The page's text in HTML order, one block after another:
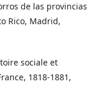
de las provincias
Rico, Madrid,
sociale et
1818-1881,